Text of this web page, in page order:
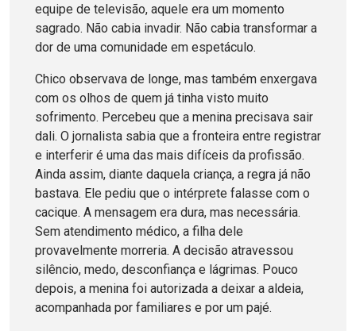
equipe de televisão, aquele era um momento
sagrado. Não cabia invadir. Não cabia transformar a
dor de uma comunidade em espetáculo.
Chico observava de longe, mas também enxergava
com os olhos de quem já tinha visto muito
sofrimento. Percebeu que a menina precisava sair
dali. O jornalista sabia que a fronteira entre registrar
e interferir é uma das mais difíceis da profissão.
Ainda assim, diante daquela criança, a regra já não
bastava. Ele pediu que o intérprete falasse com o
cacique. A mensagem era dura, mas necessária.
Sem atendimento médico, a filha dele
provavelmente morreria. A decisão atravessou
silêncio, medo, desconfiança e lágrimas. Pouco
depois, a menina foi autorizada a deixar a aldeia,
acompanhada por familiares e por um pajé.